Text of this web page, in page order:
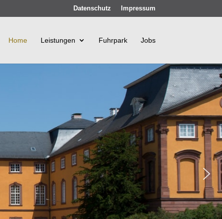
Datenschutz Impressum
Home Leistungen Fuhrpark Jobs